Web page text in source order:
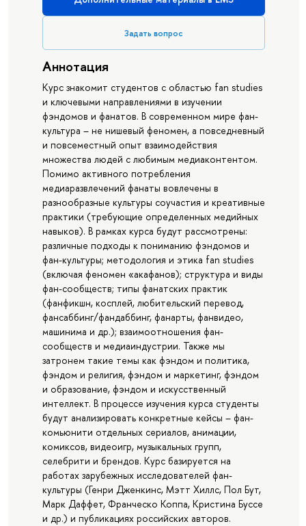
Задать вопрос
Аннотация
Курс знакомит студентов с областью fan studies
и ключевыми направлениями в изучении
фэндомов и фанатов. В современном мире фан-
культура – не нишевый феномен, а повседневный
и повсеместный опыт взаимодействия
множества людей с любимым медиаконтентом.
Помимо активного потребления
медиаразвлечений фанаты вовлечены в
разнообразные культуры соучастия и креативные
практики (требующие определенных медийных
навыков). В рамках курса будут рассмотрены:
различные подходы к пониманию фэндомов и
фан-культуры; методология и этика fan studies
(включая феномен «акафанов); структура и виды
фан-сообществ; типы фанатских практик
(фанфикшн, косплей, любительский перевод,
фансаббинг/фандаббинг, фанарты, фанвидео,
машинима и др.); взаимоотношения фан-
сообществ и медиаиндустрии. Также мы
затронем такие темы как фэндом и политика,
фэндом и религия, фэндом и маркетинг, фэндом
и образование, фэндом и искусственный
интеллект. В процессе изучения курса студенты
будут анализировать конкретные кейсы – фан-
комьюнити отдельных сериалов, анимации,
комиксов, видеоигр, музыкальных групп,
селебрити и брендов. Курс базируется на
работах зарубежных исследователей фан-
культуры (Генри Дженкинс, Мэтт Хиллс, Пол Бут,
Марк Даффет, Франческо Коппа, Кристина Буссе
и др.) и публикациях российских авторов.